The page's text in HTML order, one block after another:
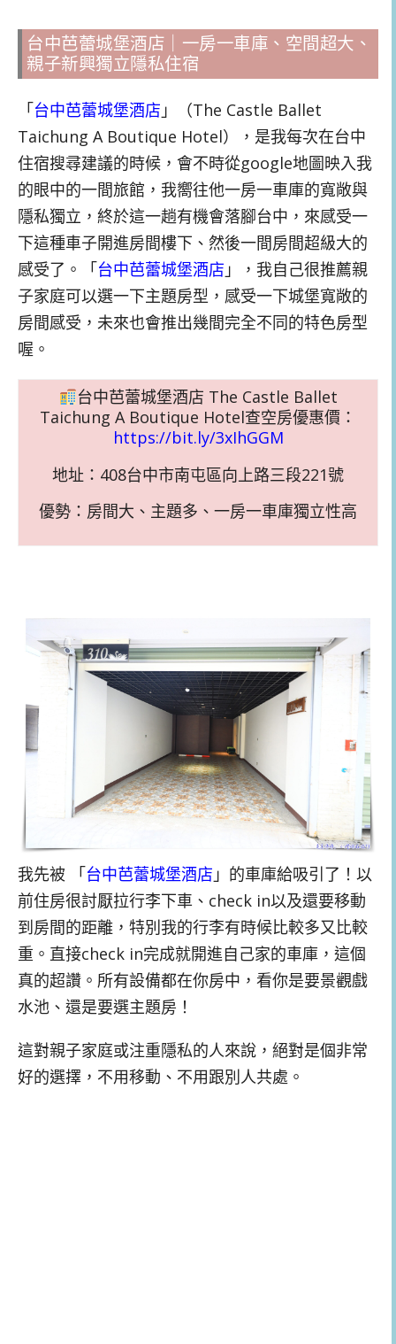
台中芭蕾城堡酒店｜一房一車庫、空間超大、
親子新興獨立隱私住宿
「台中芭蕾城堡酒店 」（The Castle Ballet
Taichung A Boutique Hotel），是我每次在台中
住宿搜尋建議的時候，會不時從google地圖映入我
的眼中的一間旅館，我嚮往他一房一車庫的寬敞與
隱私獨立，終於這一趟有機會落腳台中，來感受一
下這種車子開進房間樓下、然後一間房間超級大的
感受了。「台中芭蕾城堡酒店 」，我自己很推薦親
子家庭可以選一下主題房型，感受一下城堡寬敞的
房間感受，未來也會推出幾間完全不同的特色房型
喔。
台中芭蕾城堡酒店 The Castle Ballet
Taichung A Boutique Hotel查空房優惠價：
https://bit.ly/3xIhGGM
地址：408台中市南屯區向上路三段221號
優勢：房間大、主題多、一房一車庫獨立性高
我先被 「台中芭蕾城堡酒店 」的車庫給吸引了！以
前住房很討厭拉行李下車、check in以及還要移動
到房間的距離，特別我的行李有時候比較多又比較
重。直接check in完成就開進自己家的車庫，這個
真的超讚。所有設備都在你房中，看你是要景觀戲
水池、還是要選主題房！
這對親子家庭或注重隱私的人來說，絕對是個非常
好的選擇，不用移動、不用跟別人共處。